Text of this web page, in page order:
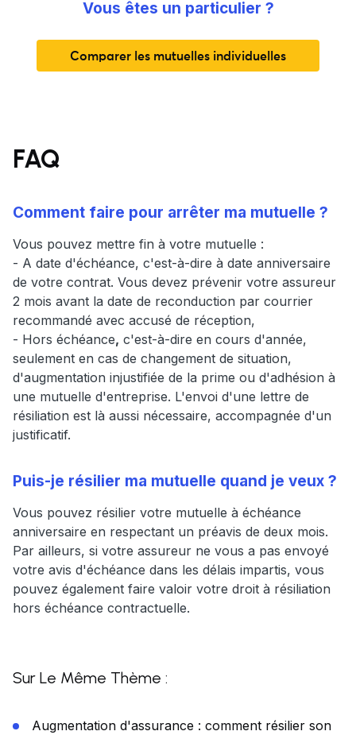
Vous êtes un particulier ?
Comparer les mutuelles individuelles
FAQ
Comment faire pour arrêter ma mutuelle ?
Vous pouvez mettre fin à votre mutuelle :
- A date d'échéance, c'est-à-dire à date anniversaire
de votre contrat. Vous devez prévenir votre assureur
2 mois avant la date de reconduction par courrier
recommandé avec accusé de réception,
- Hors échéance, c'est-à-dire en cours d'année,
seulement en cas de changement de situation,
d'augmentation injustifiée de la prime ou d'adhésion à
une mutuelle d'entreprise. L'envoi d'une lettre de
résiliation est là aussi nécessaire, accompagnée d'un
justificatif.
Puis-je résilier ma mutuelle quand je veux ?
Vous pouvez résilier votre mutuelle à échéance
anniversaire en respectant un préavis de deux mois.
Par ailleurs, si votre assureur ne vous a pas envoyé
votre avis d'échéance dans les délais impartis, vous
pouvez également faire valoir votre droit à résiliation
hors échéance contractuelle.
Sur Le Même Thème :
Augmentation d'assurance : comment résilier son